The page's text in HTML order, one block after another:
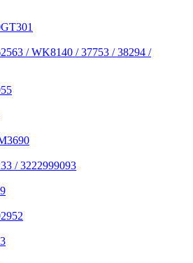
/ WK8140 / 37753 / 38294 /
/ 3222999093